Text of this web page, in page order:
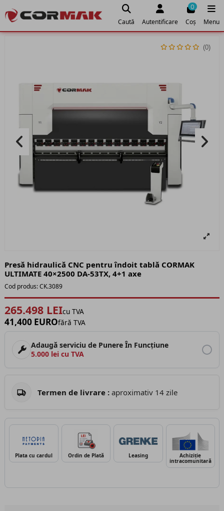
Caută Autentificare
0
Coș Menu
Presă hidraulică CNC pentru îndoit tablă CORMAK
ULTIMATE 40×2500 DA-53TX, 4+1 axe
(0)
Cod produs:CK.3089
265.498 LEIcu TVA
41,400 EUROfără TVA
Adaugă serviciu de Punere În Funcțiune
5.000 lei cu TVA
Termen de livrare : aproximativ 14 zile
Plata cu cardul Ordin de Plată Leasing Achiziție
intracomunitară